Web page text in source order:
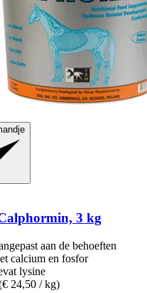
3 kg
aan de behoeften
calcium en fosfor
lysine
24,50 / kg)